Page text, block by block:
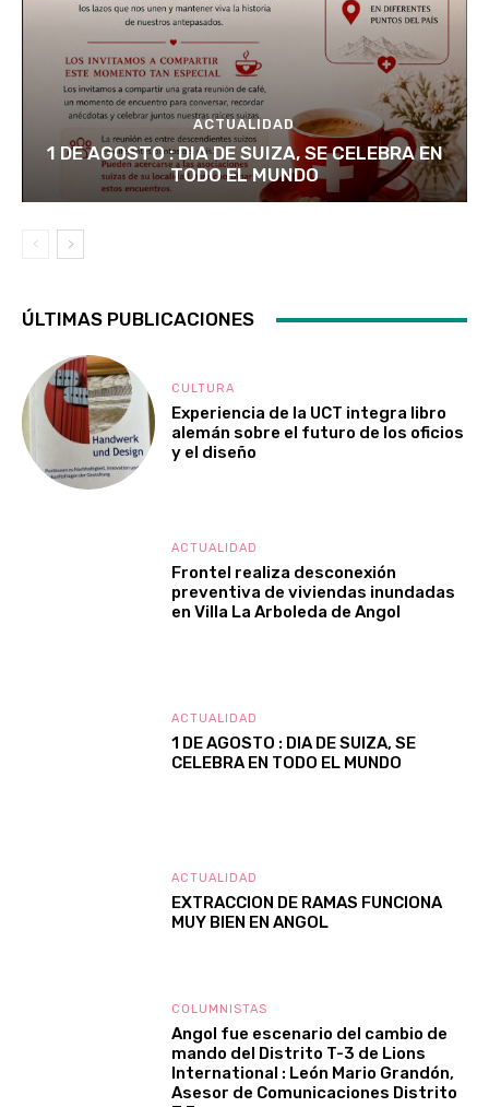
ACTUALIDAD
1 DE AGOSTO : DIA DE SUIZA, SE CELEBRA EN
TODO EL MUNDO
ÚLTIMAS PUBLICACIONES
CULTURA
Experiencia de la UCT integra libro
alemán sobre el futuro de los oficios
y el diseño
ACTUALIDAD
Frontel realiza desconexión
preventiva de viviendas inundadas
en Villa La Arboleda de Angol
ACTUALIDAD
1 DE AGOSTO : DIA DE SUIZA, SE
CELEBRA EN TODO EL MUNDO
ACTUALIDAD
EXTRACCION DE RAMAS FUNCIONA
MUY BIEN EN ANGOL
COLUMNISTAS
Angol fue escenario del cambio de
mando del Distrito T-3 de Lions
International : León Mario Grandón,
Asesor de Comunicaciones Distrito